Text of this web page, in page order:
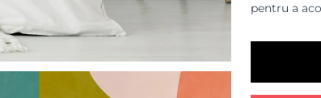
pentru a